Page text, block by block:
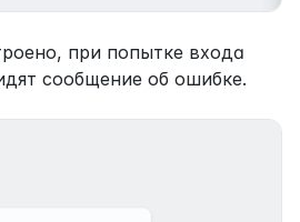
при попытке входа
сообщение об ошибке.